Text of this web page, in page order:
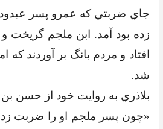
جاي ضربتي که عمرو پسر
زده بود آمد. ابن ملجم گريخت
افتاد و مردم بانگ بر آوردند که
شد.
بلاذري به روايت خود از حسن بن
«چون پسر ملجم او را ضربت